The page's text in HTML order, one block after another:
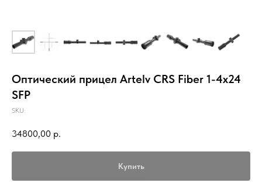
Оптический прицел Artelv CRS Fiber 1-4x24
SFP
SKU:
34800,00 р.
Купить